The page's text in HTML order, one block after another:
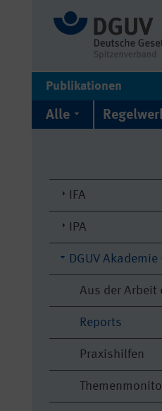
Publikationen
Alle
IFA
IPA
DGUV Akademie
Aus der Arbeit
Reports
Praxishilfen